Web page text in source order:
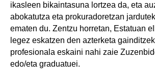
ikasleen bikaintasuna lortzea da, eta
abokatutza eta prokuradoretzan
ematen du. Zentzu horretan, Estatuan
legez eskatzen den azterketa
profesionala eskaini nahi zaie
edo/eta graduatuei.